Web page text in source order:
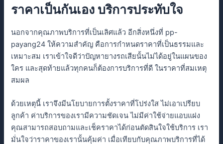
ราคาเป็นกันเอง บริการประทับใจ
นอกจากคุณภาพบริการที่เป็นเลิศแล้ว อีกสิ่งหนึ่งที่ pp-
payang24 ให้ความสำคัญ คือการกำหนดราคาที่เป็นธรรมและ
เหมาะสม เราเข้าใจดีว่าปัญหายางรถเสียนั้นไม่ได้อยู่ในแผนของ
ใคร และสุดท้ายแล้วทุกคนก็ต้องการบริการที่ดี ในราคาที่สมเหตุ
สมผล
ด้วยเหตุนี้ เราจึงมีนโยบายการตั้งราคาที่โปร่งใส ไม่เอาเปรียบ
ลูกค้า ค่าบริการของเรามีความชัดเจน ไม่มีค่าใช้จ่ายแอบแฝง
คุณสามารถสอบถามและเช็คราคาได้ก่อนตัดสินใจใช้บริการ เรา
มั่นใจว่าราคาของเรานั้นคุ้มค่า เมื่อเทียบกับคุณภาพบริการที่ได้